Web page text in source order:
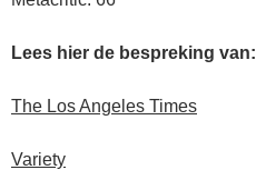
Lees hier de bespreking van:
The Los Angeles Times
Variety